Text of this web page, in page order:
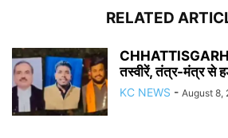
RELATED
तस्वीरें, तंत्र-मंत्र से
KC NEWS - August 8,